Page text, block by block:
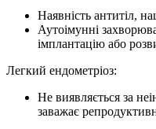
Наявність антитіл,
Аутоімунні
імплантацію або
Легкий ендометріоз:
Не виявляється за
заважає